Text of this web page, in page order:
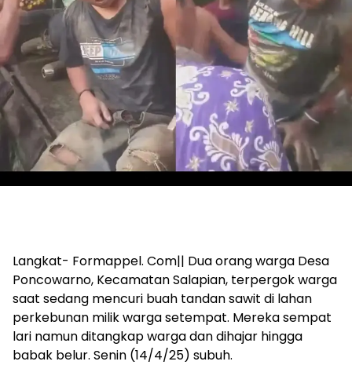
Langkat- Formappel. Com|| Dua orang warga Desa
Poncowarno, Kecamatan Salapian, terpergok warga
saat sedang mencuri buah tandan sawit di lahan
perkebunan milik warga setempat. Mereka sempat
lari namun ditangkap warga dan dihajar hingga
babak belur. Senin (14/4/25) subuh.